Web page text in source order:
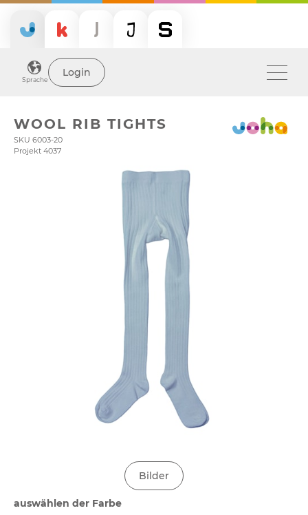
Sprache
Login
WOOL RIB TIGHTS
SKU 6003-20
Projekt 4037
Bilder
auswählen der Farbe